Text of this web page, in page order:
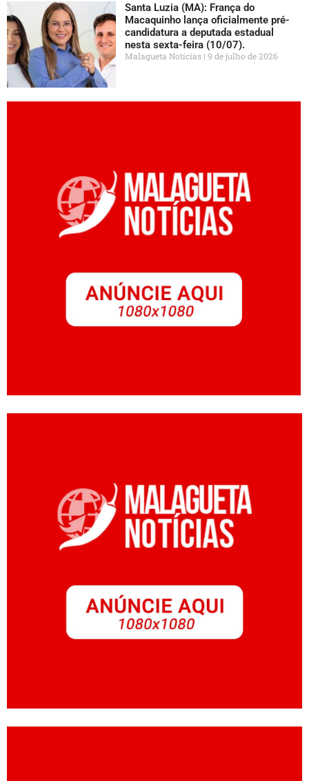
Santa Luzia (MA): França do
Macaquinho lança oficialmente pré-
candidatura a deputada estadual
nesta sexta-feira (10/07).
Malagueta Notícias 9 de julho de 2026